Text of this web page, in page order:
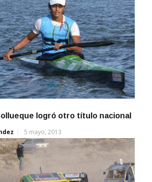
logró otro título nacional
5 mayo, 2013